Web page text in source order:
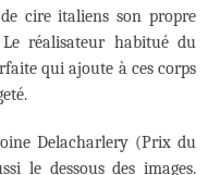
cire italiens son propre
réalisateur habitué du
qui ajoute à ces corps
Delacharlery (Prix du
le dessous des images.